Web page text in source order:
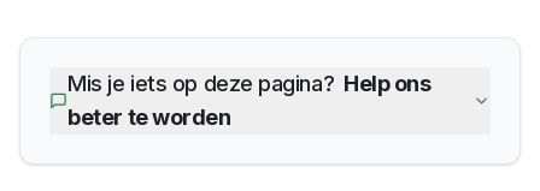
Mis je iets op deze pagina? Help ons
beter te worden